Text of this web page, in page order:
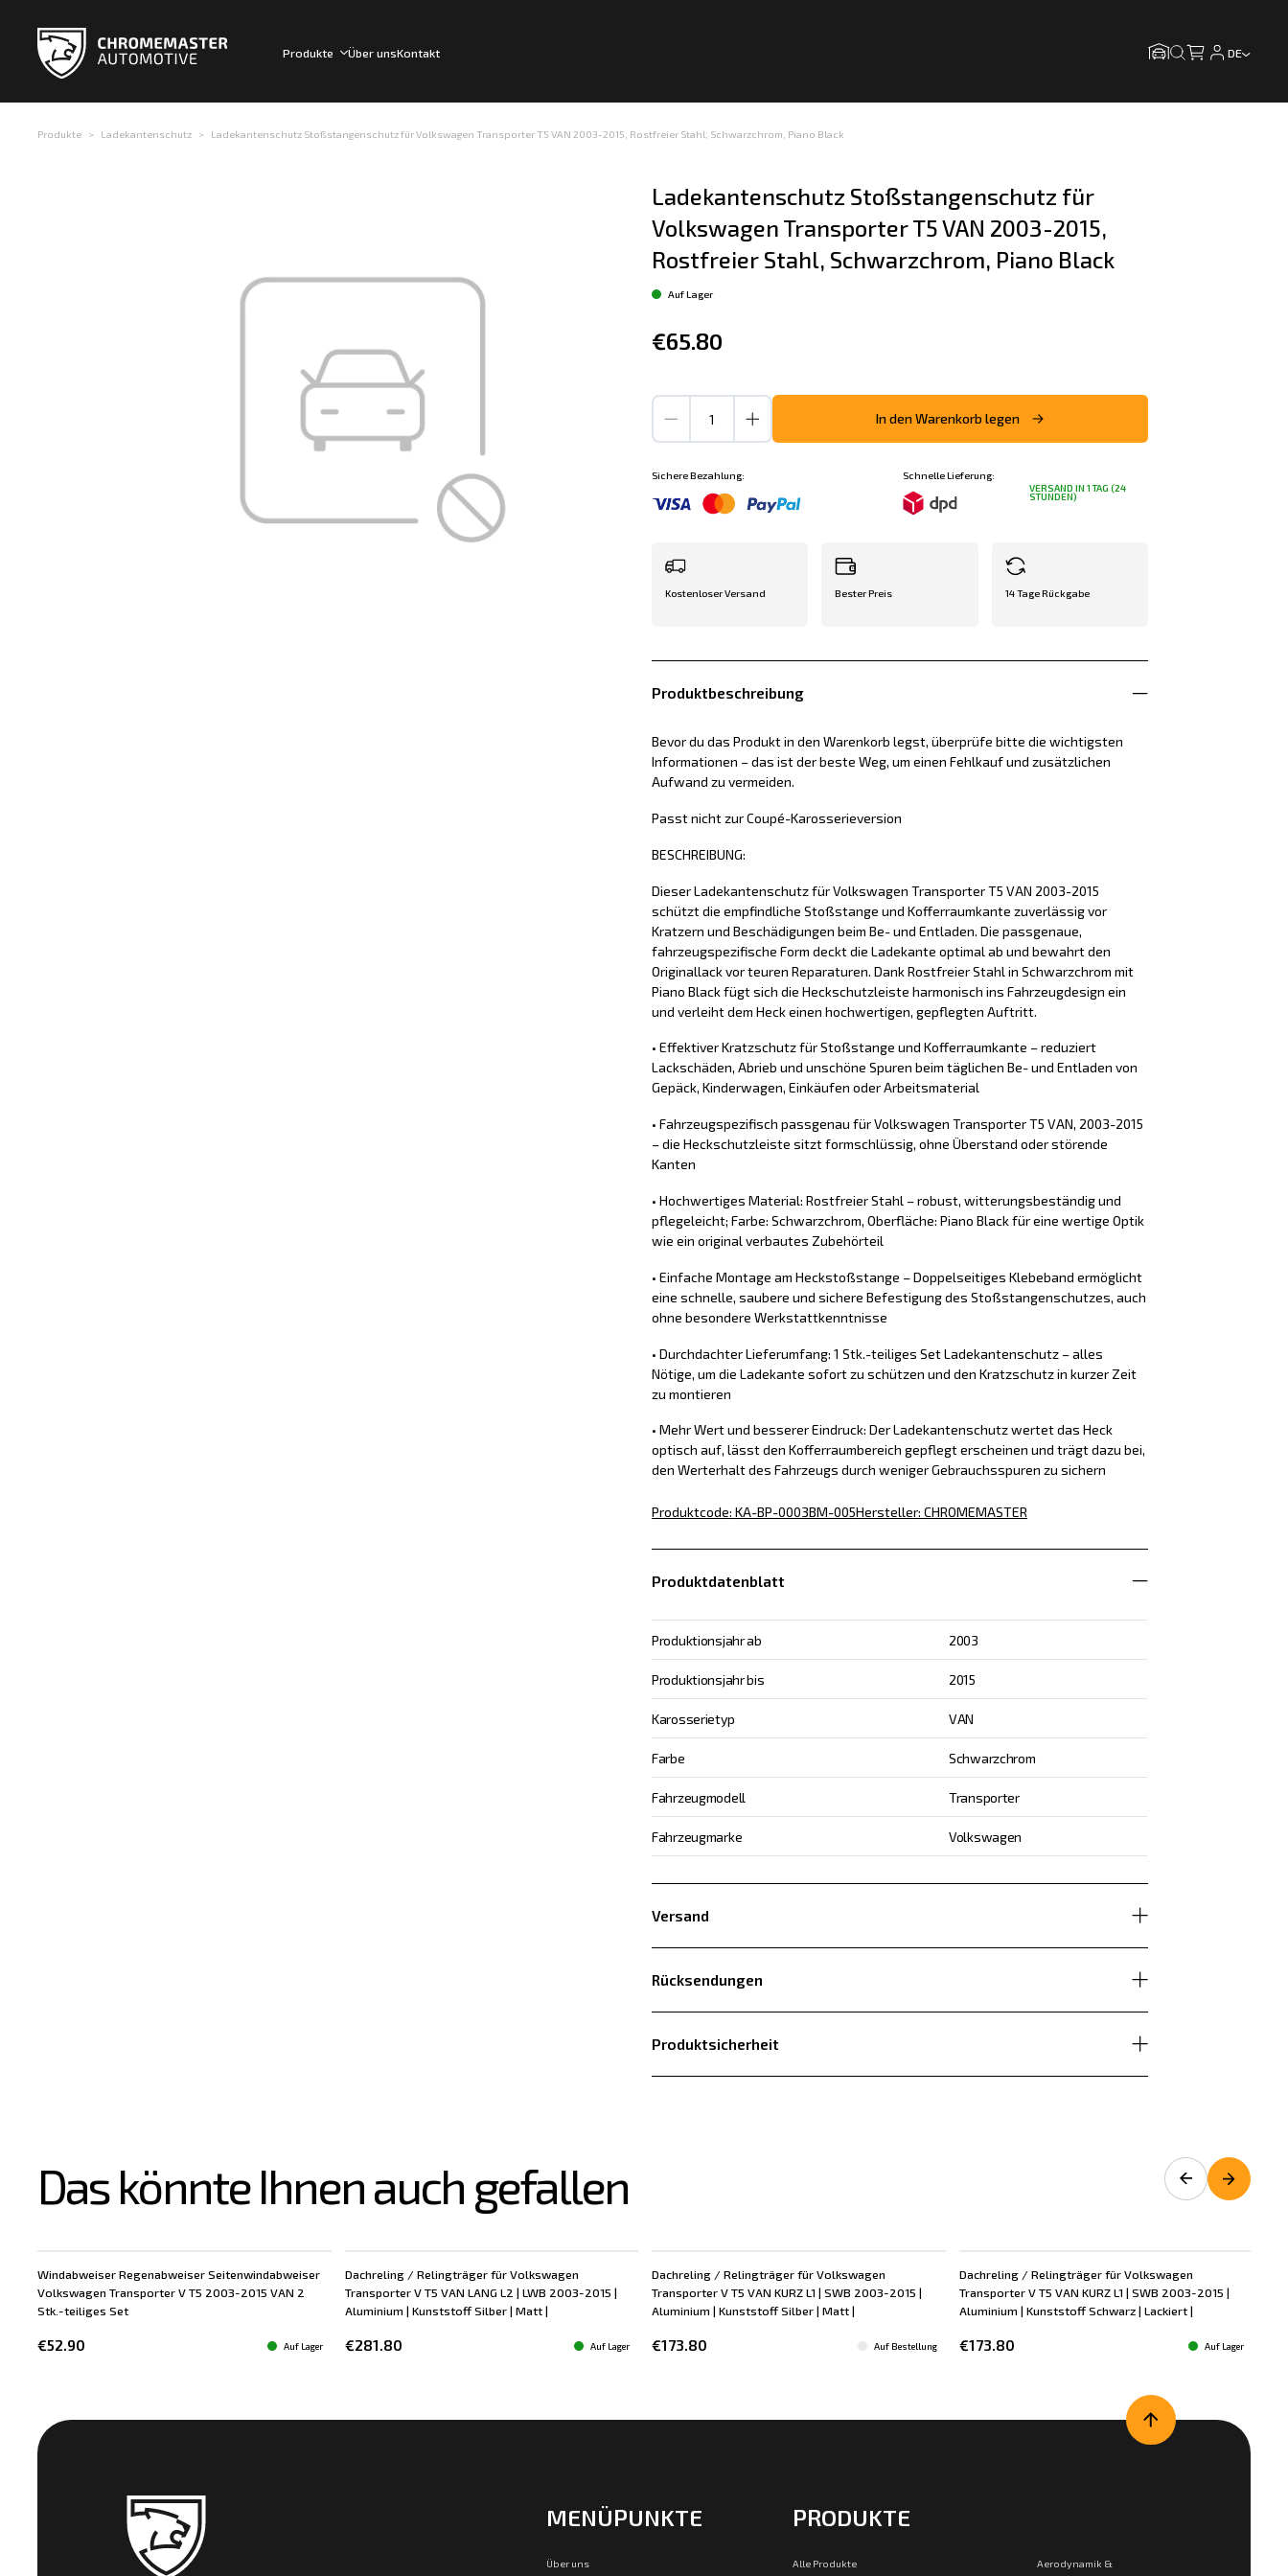
Produkte Über unsKontakt DE
Produkte Ladekantenschutz Ladekantenschutz Stoßstangenschutz für Volkswagen Transporter T5 VAN 2003-2015, Rostfreier Stahl, Schwarzchrom, Piano Black
Ladekantenschutz Stoßstangenschutz für
Volkswagen Transporter T5 VAN 2003-2015,
Rostfreier Stahl, Schwarzchrom, Piano Black
Auf Lager
€65.80
In den Warenkorb legen
Sichere Bezahlung:
Schnelle Lieferung:
VERSAND IN 1 TAG (24
STUNDEN)
Kostenloser Versand Bester Preis 14 Tage Rückgabe
Produktbeschreibung
Bevor du das Produkt in den Warenkorb legst, überprüfe bitte die wichtigsten
Informationen – das ist der beste Weg, um einen Fehlkauf und zusätzlichen
Aufwand zu vermeiden.
Passt nicht zur Coupé-Karosserieversion
BESCHREIBUNG:
Dieser Ladekantenschutz für Volkswagen Transporter T5 VAN 2003-2015
schützt die empfindliche Stoßstange und Kofferraumkante zuverlässig vor
Kratzern und Beschädigungen beim Be- und Entladen. Die passgenaue,
fahrzeugspezifische Form deckt die Ladekante optimal ab und bewahrt den
Originallack vor teuren Reparaturen. Dank Rostfreier Stahl in Schwarzchrom mit
Piano Black fügt sich die Heckschutzleiste harmonisch ins Fahrzeugdesign ein
und verleiht dem Heck einen hochwertigen, gepflegten Auftritt.
• Effektiver Kratzschutz für Stoßstange und Kofferraumkante – reduziert
Lackschäden, Abrieb und unschöne Spuren beim täglichen Be- und Entladen von
Gepäck, Kinderwagen, Einkäufen oder Arbeitsmaterial
• Fahrzeugspezifisch passgenau für Volkswagen Transporter T5 VAN, 2003-2015
– die Heckschutzleiste sitzt formschlüssig, ohne Überstand oder störende
Kanten
• Hochwertiges Material: Rostfreier Stahl – robust, witterungsbeständig und
pflegeleicht; Farbe: Schwarzchrom, Oberfläche: Piano Black für eine wertige Optik
wie ein original verbautes Zubehörteil
• Einfache Montage am Heckstoßstange – Doppelseitiges Klebeband ermöglicht
eine schnelle, saubere und sichere Befestigung des Stoßstangenschutzes, auch
ohne besondere Werkstattkenntnisse
• Durchdachter Lieferumfang: 1 Stk.-teiliges Set Ladekantenschutz – alles
Nötige, um die Ladekante sofort zu schützen und den Kratzschutz in kurzer Zeit
zu montieren
• Mehr Wert und besserer Eindruck: Der Ladekantenschutz wertet das Heck
optisch auf, lässt den Kofferraumbereich gepflegt erscheinen und trägt dazu bei,
den Werterhalt des Fahrzeugs durch weniger Gebrauchsspuren zu sichern
Produktcode: KA-BP-0003BM-005Hersteller: CHROMEMASTER
Produktdatenblatt
Produktionsjahr ab 2003
Produktionsjahr bis 2015
Karosserietyp VAN
Farbe Schwarzchrom
Fahrzeugmodell Transporter
Fahrzeugmarke Volkswagen
Versand
Rücksendungen
Produktsicherheit
Das könnte Ihnen auch gefallen
Windabweiser Regenabweiser Seitenwindabweiser
Volkswagen Transporter V T5 2003-2015 VAN 2
Stk.-teiliges Set
€52.90 Auf Lager
Dachreling / Relingträger für Volkswagen
Transporter V T5 VAN LANG L2 | LWB 2003-2015 |
Aluminium | Kunststoff Silber | Matt |
€281.80 Auf Lager
Dachreling / Relingträger für Volkswagen
Transporter V T5 VAN KURZ L1 | SWB 2003-2015 |
Aluminium | Kunststoff Silber | Matt |
€173.80 Auf Bestellung
Dachreling / Relingträger für Volkswagen
Transporter V T5 VAN KURZ L1 | SWB 2003-2015 |
Aluminium | Kunststoff Schwarz | Lackiert |
€173.80 Auf Lager
MENÜPUNKTE
Über uns
PRODUKTE
Alle Produkte
Aerodynamik &